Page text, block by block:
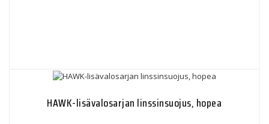
HAWK-lisävalosarjan linssinsuojus, hopea